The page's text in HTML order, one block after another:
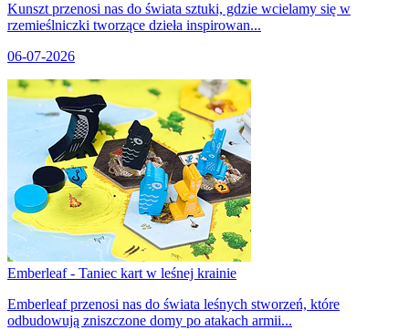
Kunszt przenosi nas do świata sztuki, gdzie wcielamy się w
rzemieślniczki tworzące dzieła inspirowan...
06-07-2026
Emberleaf - Taniec kart w leśnej krainie
Emberleaf przenosi nas do świata leśnych stworzeń, które
odbudowują zniszczone domy po atakach armii...